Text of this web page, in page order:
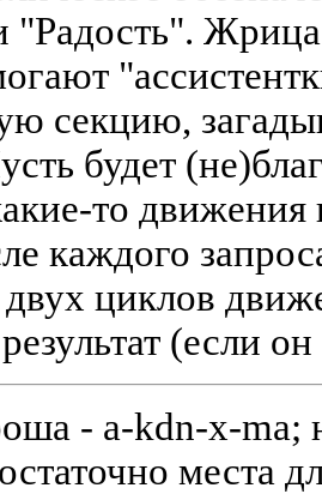
"Радость".
секцию,
будет
то движения
каждого
циклов
(если
- a-kdn-x-ma;
места